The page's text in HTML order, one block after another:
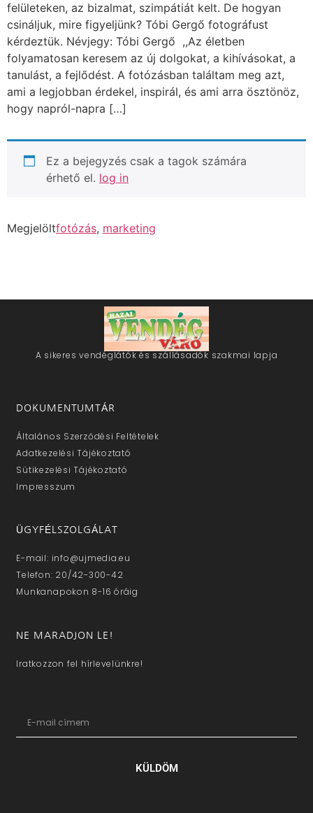
felületeken, az bizalmat, szimpátiát kelt. De hogyan
csináljuk, mire figyeljünk? Tóbi Gergő fotográfust
kérdeztük. Névjegy: Tóbi Gergő ,,Az életben
folyamatosan keresem az új dolgokat, a kihívásokat, a
tanulást, a fejlődést. A fotózásban találtam meg azt,
ami a legjobban érdekel, inspirál, és ami arra ösztönöz,
hogy napról-napra […]
Ez a bejegyzés csak a tagok számára
érhető el. log in
Megjelöltfotózás, marketing
A sikeres vendéglátók és szállásadók szakmai lapja
DOKUMENTUMTÁR
Általános Szerződési Feltételek
Adatkezelési Tájékoztató
Sütikezelési Tájékoztató
Impresszum
ÜGYFÉLSZOLGÁLAT
E-mail: info@ujmedia.eu
Telefon: 20/42-300-42
Munkanapokon 8-16 óráig
NE MARADJON LE!
Iratkozzon fel hírlevelünkre!
KÜLDÖM